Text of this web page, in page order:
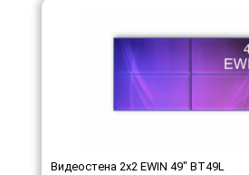
Видеостена 2x2 EWIN 49" BT49L